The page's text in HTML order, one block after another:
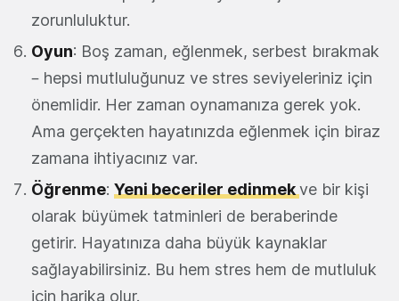
zorunluluktur.
Oyun: Boş zaman, eğlenmek, serbest bırakmak
– hepsi mutluluğunuz ve stres seviyeleriniz için
önemlidir. Her zaman oynamanıza gerek yok.
Ama gerçekten hayatınızda eğlenmek için biraz
zamana ihtiyacınız var.
Öğrenme: Yeni beceriler edinmekve bir kişi
olarak büyümek tatminleri de beraberinde
getirir. Hayatınıza daha büyük kaynaklar
sağlayabilirsiniz. Bu hem stres hem de mutluluk
için harika olur.